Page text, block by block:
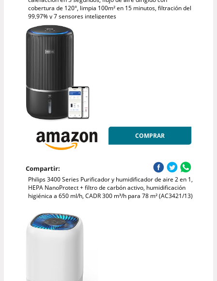
cobertura de 120°, limpia 100m² en 15 minutos, filtración del
99,97% y 7 sensores inteligentes
COMPRAR
Compartir:
Philips 3400 Series Purificador y humidificador de aire 2 en 1,
HEPA NanoProtect + filtro de carbón activo, humidificación
higiénica a 650 ml/h, CADR 300 m³/h para 78 m² (AC3421/13)